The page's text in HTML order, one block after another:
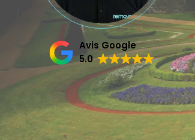
Avis Google
5.0